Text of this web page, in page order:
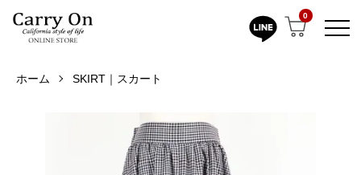
0
ホーム SKIRT｜スカート